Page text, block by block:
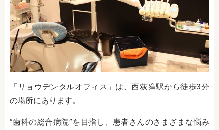
「リョウデンタルオフィス」は、西荻窪駅から徒歩3分
の場所にあります。
”歯科の総合病院”を目指し、患者さんのさまざまな悩み